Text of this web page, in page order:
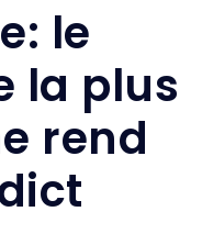
le
la plus
rend